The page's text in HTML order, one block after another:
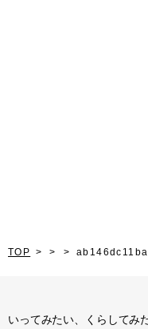
TOP
いってみたい、くらしてみ